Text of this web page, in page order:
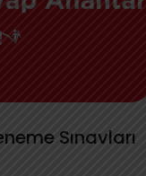
Sınavları